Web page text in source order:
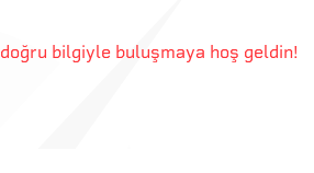
doğru bilgiyle buluşmaya hoş geldin!